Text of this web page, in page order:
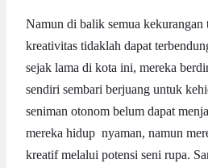
Namun di balik semua kekurangan
kreativitas tidaklah dapat
sejak lama di kota ini, mereka
sendiri sembari berjuang untuk
seniman otonom belum dapat
mereka hidup nyaman, namun
kreatif melalui potensi seni rupa.